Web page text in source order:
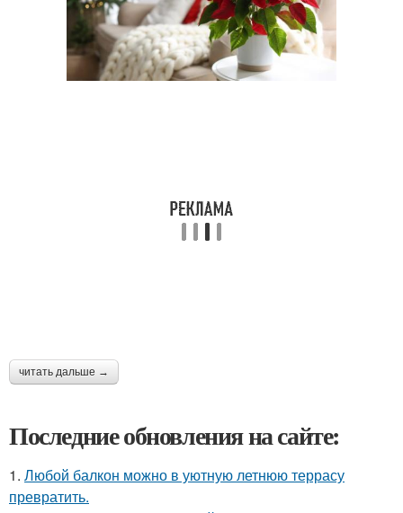
читать дальше →
Последние обновления на сайте:
1. Любой балкон можно в уютную летнюю террасу
превратить.